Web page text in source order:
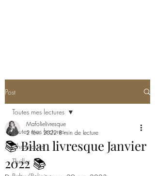
Post
Toutes mes lectures
Chroniques
Thriller
Toutes mes lectures
📚 Bilan livresque Janvier
2022 📚
Mafolielivresque
2 févr. 2022 8 min de lecture